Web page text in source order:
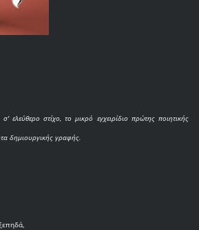
ελεύθερο στίχο, το μικρό εγχειρίδιο πρώτης ποιητικής
δημιουργικής γραφής.